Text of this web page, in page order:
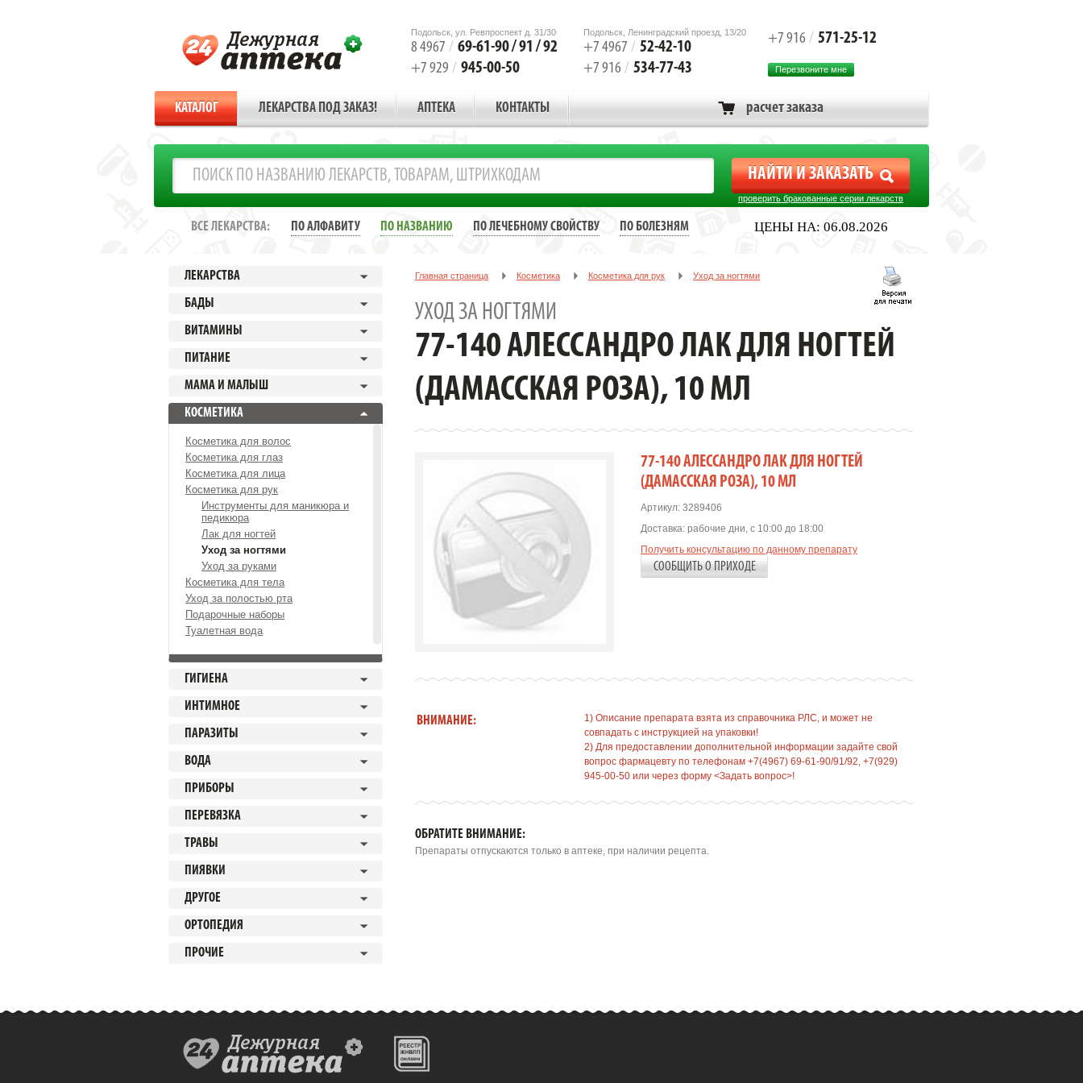
Подольск, ул. Ревпроспект д. 31/30
8 4967 / 69-61-90 / 91 / 92
+7 929 / 945-00-50
Подольск, Ленинградский проезд, 13/20
+7 4967 / 52-42-10
+7 916 / 534-77-43
+7 916 / 571-25-12
Перезвоните мне
КАТАЛОГ ЛЕКАРСТВА ПОД ЗАКАЗ! АПТЕКА КОНТАКТЫ расчет заказа
проверить бракованные серии лекарств
ЦЕНЫ НА: 06.08.2026
ВСЕ ЛЕКАРСТВА: ПО АЛФАВИТУ ПО НАЗВАНИЮ ПО ЛЕЧЕБНОМУ СВОЙСТВУ ПО БОЛЕЗНЯМ
ЛЕКАРСТВА
БАДЫ
ВИТАМИНЫ
ПИТАНИЕ
МАМА И МАЛЫШ
КОСМЕТИКА
Косметика для волос
Косметика для глаз
Косметика для лица
Косметика для рук
Инструменты для маникюра и
педикюра
Лак для ногтей
Уход за ногтями
Уход за руками
Косметика для тела
Уход за полостью рта
Подарочные наборы
Туалетная вода
ГИГИЕНА
ИНТИМНОЕ
ПАРАЗИТЫ
ВОДА
ПРИБОРЫ
ПЕРЕВЯЗКА
ТРАВЫ
ПИЯВКИ
ДРУГОЕ
ОРТОПЕДИЯ
ПРОЧИЕ
Главная страница Косметика Косметика для рук Уход за ногтями
УХОД ЗА НОГТЯМИ
77-140 AЛЕССАНДРО ЛАК ДЛЯ НОГТЕЙ
(ДАМАССКАЯ РОЗА), 10 МЛ
77-140 AЛЕССАНДРО ЛАК ДЛЯ НОГТЕЙ
(ДАМАССКАЯ РОЗА), 10 МЛ
Артикул: 3289406
Доставка: рабочие дни, с 10:00 до 18:00
Получить консультацию по данному препарату
СООБЩИТЬ О ПРИХОДЕ
ВНИМАНИЕ:
1) Описание препарата взята из справочника РЛС, и может не
совпадать с инструкцией на упаковки!
2) Для предоставлении дополнительной информации задайте свой
вопрос фармацевту по телефонам +7(4967) 69-61-90/91/92, +7(929)
945-00-50 или через форму <Задать вопрос>!
ОБРАТИТЕ ВНИМАНИЕ:
Препараты отпускаются только в аптеке, при наличии рецепта.